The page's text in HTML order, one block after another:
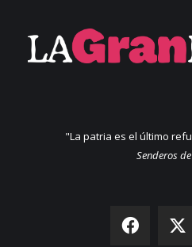
"La patria es el último
Senderos